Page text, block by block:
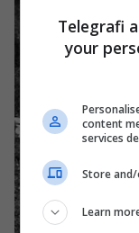
Telegrafi
your
content
services
Store
Learn